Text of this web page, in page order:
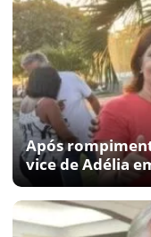
Após
vice de Adélia